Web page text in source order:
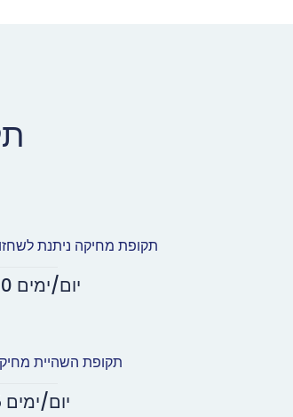
תקופת מחיקה ניתנת
30 יום/ימים
תקופת השהיית
5 יום/ימים